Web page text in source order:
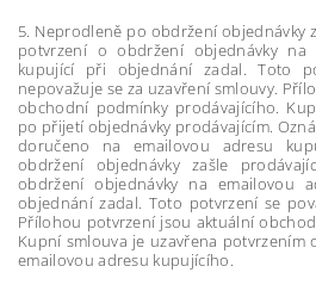
5. Neprodleně po obdržení objednávky
potvrzení o obdržení objednávky na
kupující při objednání zadal. Toto
nepovažuje se za uzavření smlouvy.
obchodní podmínky prodávajícího.
po přijetí objednávky prodávajícím.
doručeno na emailovou adresu
obdržení objednávky zašle
obdržení objednávky na emailovou
objednání zadal. Toto potvrzení se
Přílohou potvrzení jsou aktuální
Kupní smlouva je uzavřena potvrzením
emailovou adresu kupujícího.